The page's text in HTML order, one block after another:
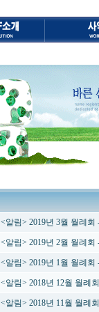
<알림> 2019년 3월 월례회
<알림> 2019년 2월 월례
<알림> 2019년 1월 월례
<알림> 2018년 12월 월례
<알림> 2018년 11월 월례